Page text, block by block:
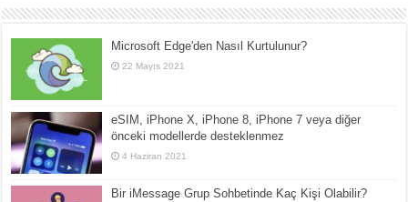
Microsoft Edge'den Nasıl Kurtulunur?
22 Mayıs 2021
eSIM, iPhone X, iPhone 8, iPhone 7 veya diğer
önceki modellerde desteklenmez
4 Haziran 2021
Bir iMessage Grup Sohbetinde Kaç Kişi Olabilir?